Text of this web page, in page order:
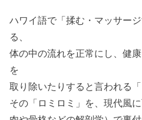
ハワイ語で「揉む・マッサー
る、
体の中の流れを正常にし、健
を
取り除いたりすると言われる「
その「ロミロミ」を、現代風